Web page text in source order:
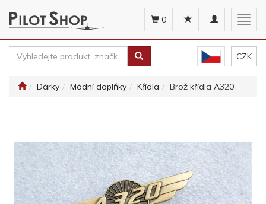
Toggle
navigation
0
CZK
Dárky Módní doplňky Křídla Brož křídla A320